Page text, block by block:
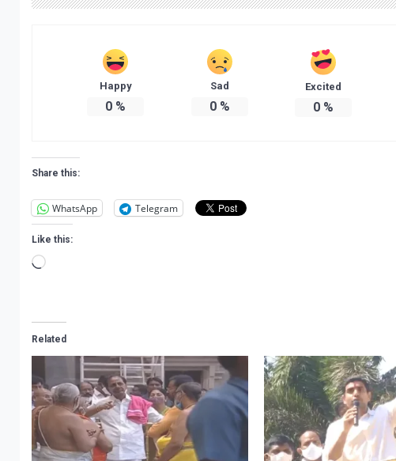
Happy
0 %
Sad
0%
Excited
0 %
Share this:
WhatsApp Telegram
Like this:
Loading…
Related